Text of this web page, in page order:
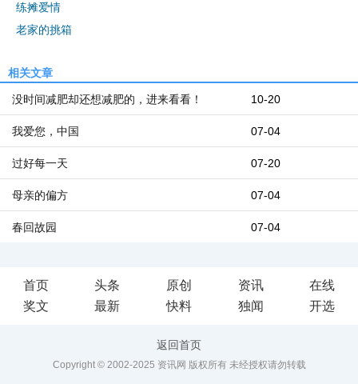
练摊爱情
老家的挑箱
相关文章
10-20
没时间减肥却还想减肥的，进来看看！
07-04
我爱您，中国
07-20
过好每一天
07-04
母亲的偏方
07-04
春回故园
首页 头条 原创 资讯
在线
奖文
最新 快料 独闻 开选
返回首页
Copyright © 2002-2025 资讯网 版权所有 未经授权请勿转载